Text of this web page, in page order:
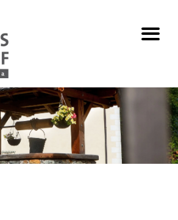
info@saalhof.at
Kontakt Ochrona danych osobowych